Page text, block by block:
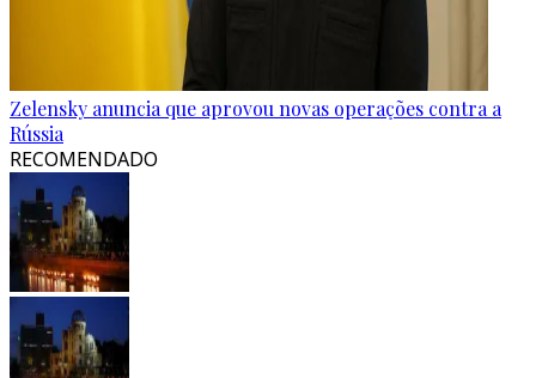
Zelensky anuncia que aprovou novas operações contra a
Rússia
RECOMENDADO